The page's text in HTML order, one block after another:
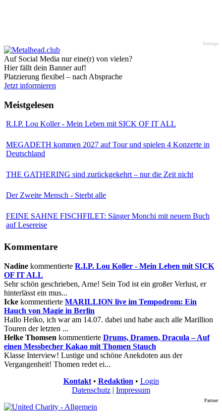
Anzeige
Auf Social Media nur eine(r) von vielen?
Hier fällt dein Banner auf!
Platzierung flexibel – nach Absprache
Jetzt informieren
Meistgelesen
R.I.P. Lou Koller - Mein Leben mit SICK OF IT ALL
MEGADETH kommen 2027 auf Tour und spielen 4 Konzerte in
Deutschland
THE GATHERING sind zurückgekehrt – nur die Zeit nicht
Der Zweite Mensch - Sterbt alle
FEINE SAHNE FISCHFILET: Sänger Monchi mit neuem Buch
auf Lesereise
Kommentare
Nadine kommentierte R.I.P. Lou Koller - Mein Leben mit SICK
OF IT ALL
Sehr schön geschrieben, Arne! Sein Tod ist ein großer Verlust, er
hinterlässt ein mus...
Icke kommentierte MARILLION live im Tempodrom: Ein
Hauch von Magie in Berlin
Hallo Heiko, ich war am 14.07. dabei und habe auch alle Marillion
Touren der letzten ...
Helke Thomsen kommentierte Drums, Dramen, Dracula – Auf
einen Messbecher Kakao mit Thomen Stauch
Klasse Interview! Lustige und schöne Anekdoten aus der
Vergangenheit! Thomen redet ei...
Kontakt• Redaktion • Login
Datenschutz | Impressum
Partner